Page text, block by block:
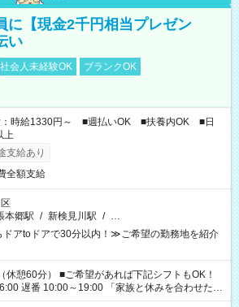
に【現金2千円相当プレゼン
い
社会人未経験OK
ブランクOK
：時給1330円～ ■週払いOK ■扶養内OK ■日
上
支給あり
全額支給
本郷駅 / 新検見川駅 / …
アtoドアで30分以内！≫ご希望の勤務地を紹介
があれば下記シフトもOK！
～19:00 「家族と休みを合わせた
持って夕飯の準備がしたい」 「できれば残業はし